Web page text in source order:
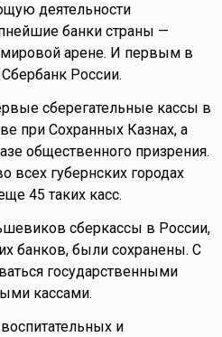
деятельности
банки страны —
арене. И первым в
России.
сберегательные кассы в
при Сохранных Казнах, а
общественного призрения.
всех губернских городах
45 таких касс.
сберкассы в России,
банков, были сохранены. С
государственными
кассами.
и